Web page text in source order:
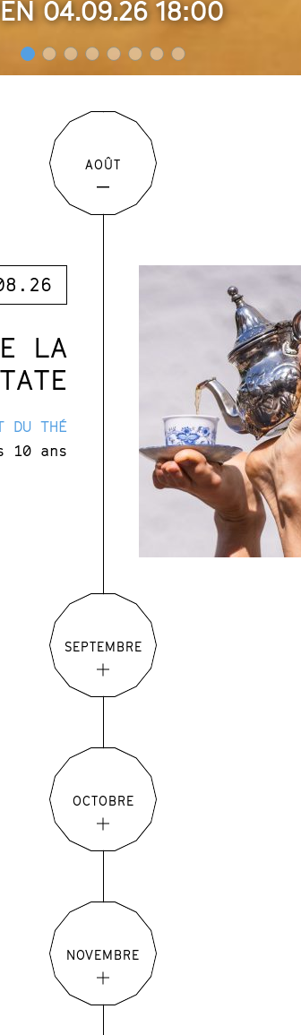
15.01.27 20:30
AOÛT
LA
DU THÉ
10 ans
SEPTEMBRE
OCTOBRE
NOVEMBRE